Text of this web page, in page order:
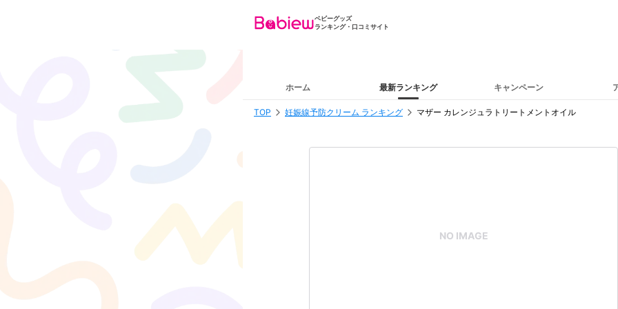
ベビーグッズ
ランキング・口コミサイト
ホーム 最新ランキング キャンペーン
TOP 妊娠線予防クリーム ランキング マザー カレンジュラトリートメントオイル
NO IMAGE